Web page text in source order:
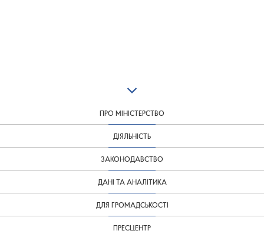
ПРО МІНІСТЕРСТВО
ДІЯЛЬНІСТЬ
ЗАКОНОДАВСТВО
ДАНІ ТА АНАЛІТИКА
ДЛЯ ГРОМАДСЬКОСТІ
ПРЕСЦЕНТР